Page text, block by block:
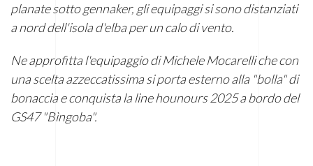
planate sotto gennaker, gli equipaggi si sono distanziati
a nord dell'isola d'elba per un calo di vento.
Ne approfitta l'equipaggio di Michele Mocarelli che con
una scelta azzeccatissima si porta esterno alla "bolla" di
bonaccia e conquista la line hounours 2025 a bordo del
GS47 "Bìngoba".